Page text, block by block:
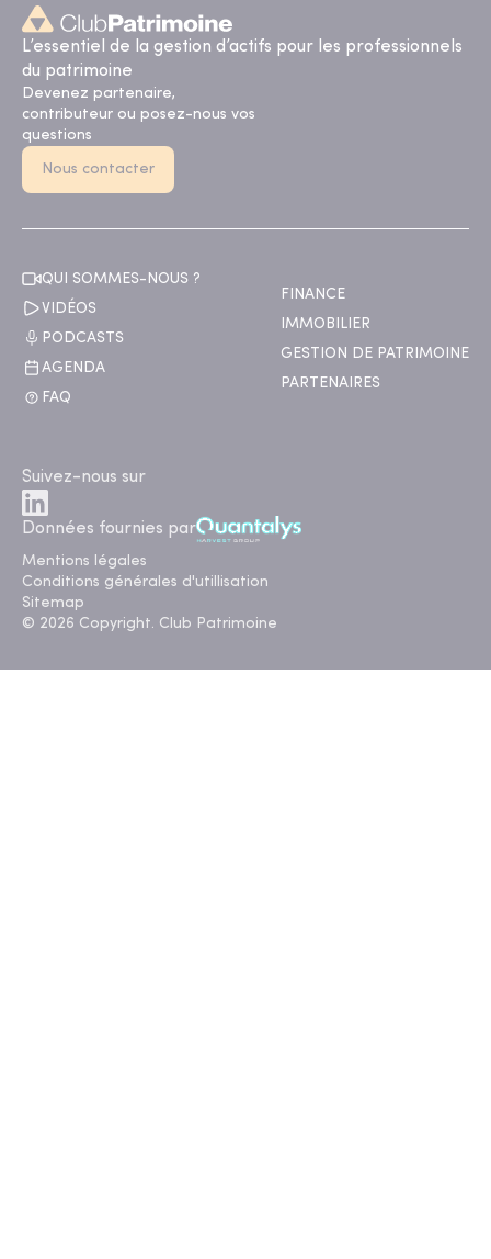
L’essentiel de la gestion d’actifs pour les professionnels
du patrimoine
Devenez partenaire,
contributeur ou posez-nous vos
questions
Nous contacter
QUI SOMMES-NOUS ?
VIDÉOS
PODCASTS
AGENDA
FAQ
FINANCE
IMMOBILIER
GESTION DE PATRIMOINE
PARTENAIRES
Suivez-nous sur
Données fournies par
Mentions légales
Conditions générales d'utillisation
Sitemap
© 2026 Copyright. Club Patrimoine